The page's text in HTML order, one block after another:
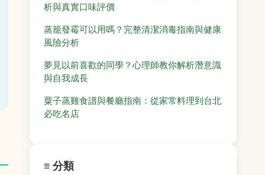
析與真實口味評價
蒸籠發霉可以用嗎？完整清潔消毒指南與健康
風險分析
夢見以前喜歡的同學？心理師教你解析潛意識
與自我成長
粟子蒸雞食譜與餐廳指南：從家常料理到台北
必吃名店
≡ 分類